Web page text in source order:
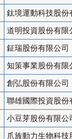
鈦境運動科技股份
道明投資股份有限
鉦瑞股份有限公司
知策事業股份有限
創弘股份有限公司
聯雄國際投資股份
小豆芽股份有限公
爪族動力生物科技